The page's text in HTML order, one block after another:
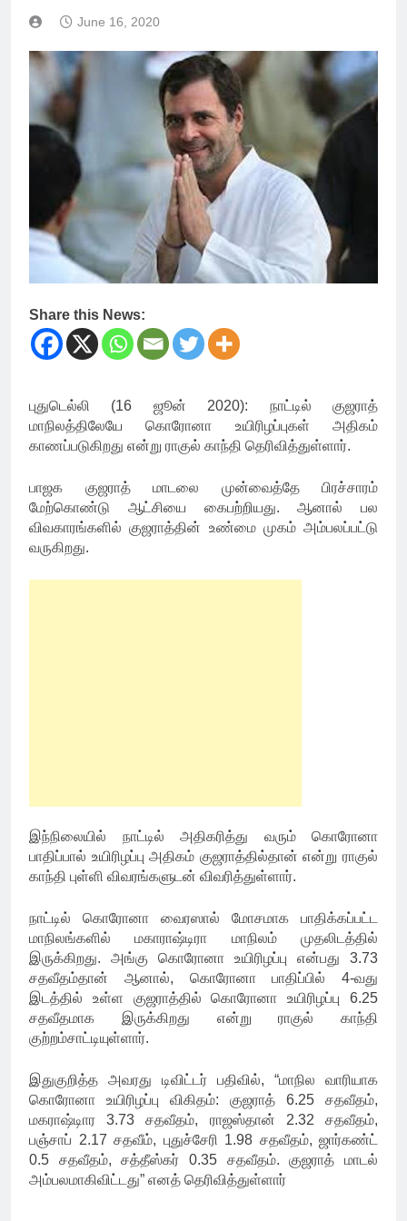
June 16, 2020
Share this News:
புதுடெல்லி (16 ஜூன் 2020): நாட்டில் குஜராத்
மாநிலத்திலேயே கொரோனா உயிரிழப்புகள் அதிகம்
காணப்படுகிறது என்று ராகுல் காந்தி தெரிவித்துள்ளார்.
பாஜக குஜராத் மாடலை முன்வைத்தே பிரச்சாரம்
மேற்கொண்டு ஆட்சியை கைபற்றியது. ஆனால் பல
விவகாரங்களில் குஜராத்தின் உண்மை முகம் அம்பலப்பட்டு
வருகிறது.
இந்நிலையில் நாட்டில் அதிகரித்து வரும் கொரோனா
பாதிப்பால் உயிரிழப்பு அதிகம் குஜராத்தில்தான் என்று ராகுல்
காந்தி புள்ளி விவரங்களுடன் விவரித்துள்ளார்.
நாட்டில் கொரோனா வைரஸால் மோசமாக பாதிக்கப்பட்ட
மாநிலங்களில் மகாராஷ்டிரா மாநிலம் முதலிடத்தில்
இருக்கிறது. அங்கு கொரோனா உயிரிழப்பு என்பது 3.73
சதவீதம்தான் ஆனால், கொரோனா பாதிப்பில் 4-வது
இடத்தில் உள்ள குஜராத்தில் கொரோனா உயிரிழப்பு 6.25
சதவீதமாக இருக்கிறது என்று ராகுல் காந்தி
குற்றம்சாட்டியுள்ளார்.
இதுகுறித்த அவரது டிவிட்டர் பதிவில், “மாநில வாரியாக
கொரோனா உயிரிழப்பு விகிதம்: குஜராத் 6.25 சதவீதம்,
மகராஷ்டிார 3.73 சதவீதம், ராஜஸ்தான் 2.32 சதவீதம்,
பஞ்சாப் 2.17 சதவீம், புதுச்சேரி 1.98 சதவீதம், ஜார்கண்ட்
0.5 சதவீதம், சத்தீஸ்கர் 0.35 சதவீதம். குஜராத் மாடல்
அம்பலமாகிவிட்டது” எனத் தெரிவித்துள்ளார்